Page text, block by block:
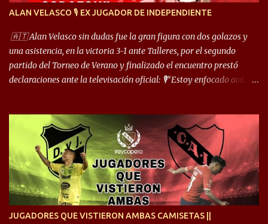
encarar, de enganchar. Pero yo soy un hombre que pica mucho y
arco y tengo más posibilidades”. Sobre lo que le pide el DT,
comentó: “Cuando juego de 9, obviamente me pide presionar, y
cuand...
ALAN VELASCO 🎙 EX JUGADOR DE INDEPENDIENTE
🇦🇹 Alan Velasco sin dudas fue la gran figura con dos golazos y
una asistencia, en la victoria 3-1 ante Talleres, por el segundo
partido del Torneo de Verano y finalizado el encuentro prestó
declaraciones ante la televisación oficial: 🎙️“Estoy enfocado acá.
ojalá sea lo mejor para el club y para mí. Independiente va a estar
siempre en mi corazón”. 🎙️“Siempre que me tocó vestir la camiseta
quise dar lo mejor. Si me toca marcharme, estoy agradecido al
hincha”. 🎙️“El equipo hizo un gran trabajo, quedó demostrado en el
resultado. Es nuestro segundo partido, en la pretemporada nos
enfocamos en la preparación física. El grupo está encontrando la
JUGADORES QUE VISTIERON AMBAS CAMISETAS ||